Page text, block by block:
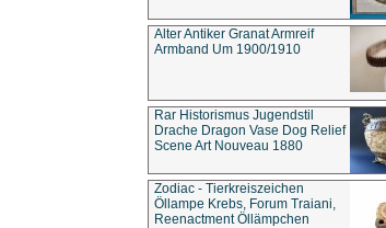
Alter Antiker Granat Armreif
Armband Um 1900/1910
Rar Historismus Jugendstil
Drache Dragon Vase Dog Relief
Scene Art Nouveau 1880
Zodiac - Tierkreiszeichen
Öllampe Krebs, Forum Traiani,
Reenactment Öllämpchen